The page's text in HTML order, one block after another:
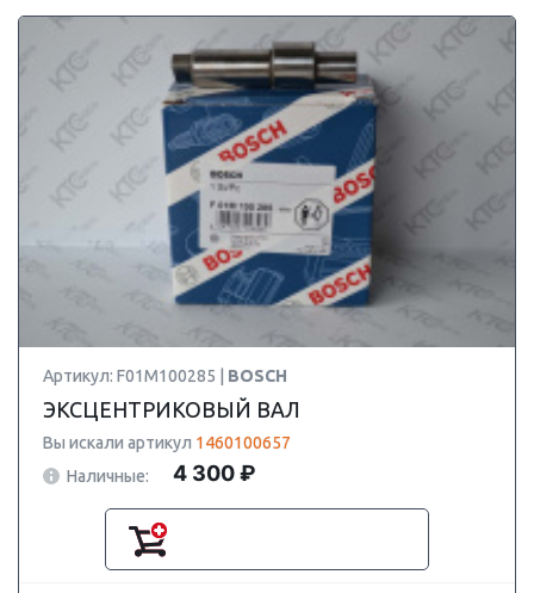
Артикул: F01M100285 | BOSCH
ЭКСЦЕНТРИКОВЫЙ ВАЛ
Вы искали артикул 1460100657
Наличные:
4 300 ₽